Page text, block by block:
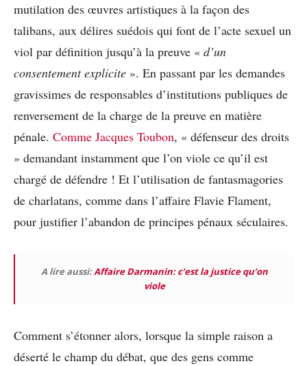
mutilation des œuvres artistiques à la façon des
talibans, aux délires suédois qui font de l’acte sexuel un
viol par définition jusqu’à la preuve « d’un
consentement explicite ». En passant par les demandes
gravissimes de responsables d’institutions publiques de
renversement de la charge de la preuve en matière
pénale. Comme Jacques Toubon, « défenseur des droits
» demandant instamment que l’on viole ce qu’il est
chargé de défendre ! Et l’utilisation de fantasmagories
de charlatans, comme dans l’affaire Flavie Flament,
pour justifier l’abandon de principes pénaux séculaires.
A lire aussi:Affaire Darmanin: c’est la justice qu’on
viole
Comment s’étonner alors, lorsque la simple raison a
déserté le champ du débat, que des gens comme